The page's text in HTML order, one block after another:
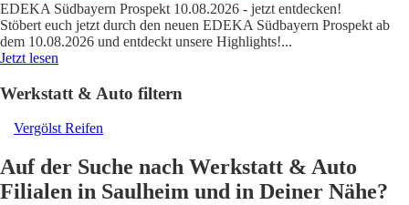
EDEKA Südbayern Prospekt 10.08.2026 - jetzt entdecken!
Stöbert euch jetzt durch den neuen EDEKA Südbayern Prospekt ab
dem 10.08.2026 und entdeckt unsere Highlights!...
Jetzt lesen
Werkstatt & Auto filtern
Vergölst Reifen
Auf der Suche nach Werkstatt & Auto
Filialen in Saulheim und in Deiner Nähe?